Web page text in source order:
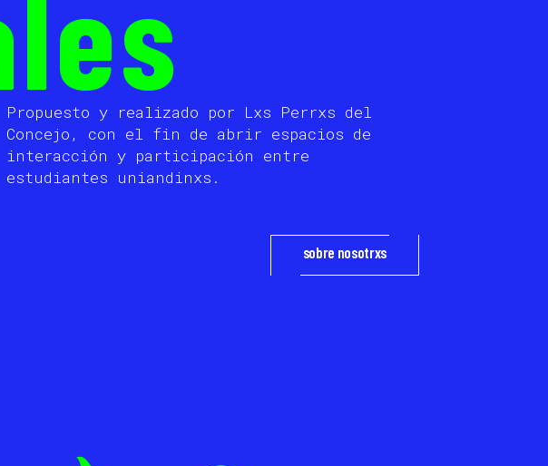
Propuesto y realizado por Lxs Perrxs del
Concejo, con el fin de abrir espacios de
interacción y participación entre
estudiantes uniandinxs.
sobre nosotrxs